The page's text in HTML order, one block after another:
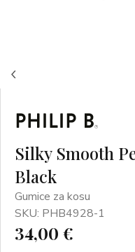
Silky Smooth
Black
Gumice za kosu
SKU: PHB4928-1
34,00 €